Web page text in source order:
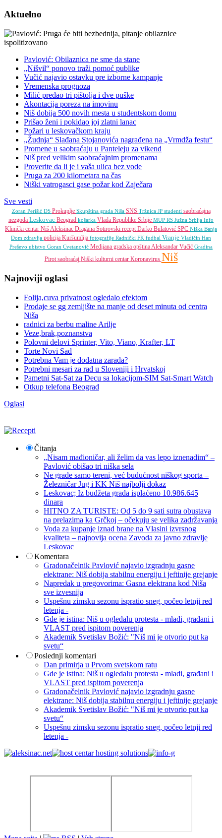
Aktuelno
Pavlović: Obilaznica ne sme da stane
„Nišvil“ ponovo traži pomoć publike
Vučić najavio ostavku pre izborne kampanje
Vremenska prognoza
Milić predao tri pištolja i dve puške
Akontacija poreza na imovinu
Niš dobija 500 novih mesta u studentskom domu
Prišao ženi i pokidao joj zlatni lanac
Požari u leskovačkom kraju
„Žudnja“ Slađana Stojanovića nagrađena na „Vrmdža festu“
Promene u saobraćaju u Panteleju za vikend
Niš pred velikim saobraćajnim promenama
Proverite da li je i vaša ulica bez vode
Pruga za 200 kilometara na čas
Niški vatrogasci gase požar kod Zaječara
Sve vesti
Zoran Perišić DS Prokuplje Skupština grada Niša SNS Tržnica JP studenti saobraćajna
nezgoda Leskovac Beograd košarka Vlada Republike Srbije MUP RS Južna Srbija Info
Klinički centar Niš Aleksinac Dragana Sotirovski recept Darko Bulatović SPC Niška Banja
Dom zdravlja policija Kuršumlija fotografije Radnički FK fudbal Vranje Vladičin Han
Preševo ubistvo Goran Cvetanović Medijana gradska opština Aleksandar Vučić Gradina
Pirot saobraćaj Niški kulturni centar Koronavirus Niš
Najnoviji oglasi
Folija,cuva privatnost ogledalo efektom
Prodaje se gg zemljište na manje od deset minuta od centra
Niša
radnici za berbu maline Arilje
Veze,brak,poznanstva
Polovni delovi Sprinter, Vito, Viano, Krafter, LT
Torte Novi Sad
Potrebna Vam je dodatna zarada?
Potrebni mesari za rad u Sloveniji i Hrvatskoj
Pametni Sat-Sat za Decu sa lokacijom-SIM Sat-Smart Watch
Otkup telefona Beograd
Oglasi
Čitanja
„Nisam mađioničar, ali želim da vas lepo iznenadim“ –
Pavlović obišao tri niška sela
Ne grade samo tereni, već budućnost niškog sporta –
Železničar Jug i KK Niš najbolji dokaz
Leskovac; Iz budžeta grada isplaćeno 10.986.645
dinara
HITNO ZA TURISTE: Od 5 do 9 sati sutra obustava
na prelazima ka Grčkoj – očekuju se velika zadržavanja
Voda za kupanje iznad brane na Vlasini izvrsnog
kvaliteta – najnovija ocena Zavoda za javno zdravlje
Leskovac
Komentara
Gradonačelnik Pavlović najavio izgradnju gasne
elektrane: Niš dobija stabilnu energiju i jeftinije grejanje
Napredak u pregovorima: Gasna elektrana kod Niša
sve izvesnija
Uspešnu zimsku sezonu ispratio sneg, počeo letnji red
letenja -
Gde je istina: Niš u ogledalu protesta - mladi, građani i
VLAST pred ispitom poverenja
Akademik Svetislav Božić: "Niš mi je otvorio put ka
svetu“
Poslednji komentari
Dan primirja u Prvom svetskom ratu
Gde je istina: Niš u ogledalu protesta - mladi, građani i
VLAST pred ispitom poverenja
Gradonačelnik Pavlović najavio izgradnju gasne
elektrane: Niš dobija stabilnu energiju i jeftinije grejanje
Akademik Svetislav Božić: "Niš mi je otvorio put ka
svetu“
Uspešnu zimsku sezonu ispratio sneg, počeo letnji red
letenja -